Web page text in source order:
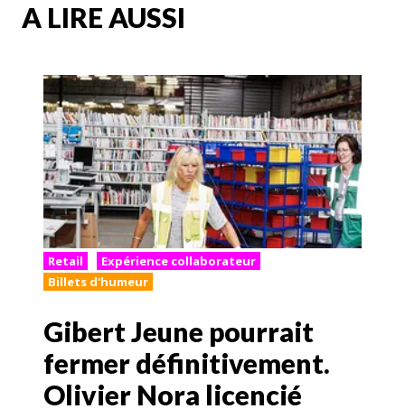
A LIRE AUSSI
Retail
Expérience collaborateur
Billets d'humeur
Gibert Jeune pourrait
fermer définitivement.
Olivier Nora licencié